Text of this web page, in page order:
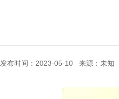
发布时间：2023-05-10 来源：未知